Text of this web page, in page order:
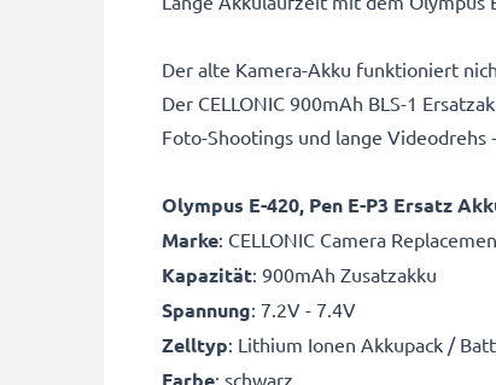
Der alte Kamera-Akku funktioniert
Der CELLONIC 900mAh BLS-1
Foto-Shootings und lange
Olympus E-420, Pen E-P3 Ersatz
Marke: CELLONIC Camera
Kapazität: 900mAh Zusatzakku
Spannung: 7.2V - 7.4V
Zelltyp: Lithium Ionen Akkupack /
Farbe: schwarz